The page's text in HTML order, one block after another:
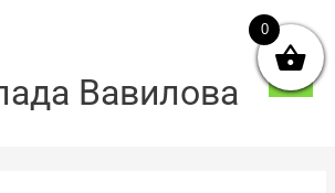
Вавилова
0